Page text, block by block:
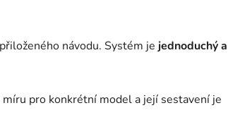
návodu. Systém je jednoduchý a
pro konkrétní model a její sestavení je